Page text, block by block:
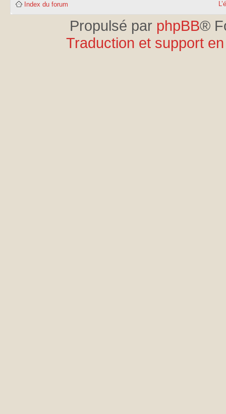
Index du forum
Propulsé par phpBB®
Traduction et support